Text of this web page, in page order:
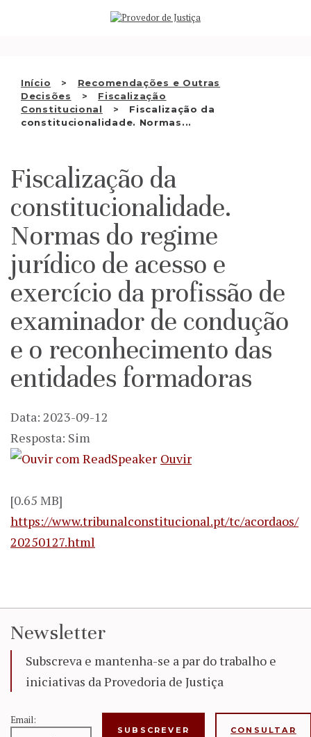
Início
Recomendações e Outras
Decisões
Fiscalização
Constitucional
Fiscalização da
constitucionalidade. Normas...
QUEM SOMOS
RECOMENDAÇÕES E OUTRAS
DECISÕES
APRESENTAR QUEIXA
Fiscalização da
constitucionalidade.
Normas do regime
jurídico de acesso e
exercício da profissão de
examinador de condução
e o reconhecimento das
entidades formadoras
Data: 2023-09-12
Resposta: Sim
Ouvir
[0.65 MB]
https://www.tribunalconstitucional.pt/tc/acordaos/
20250127.html
Newsletter
Subscreva e mantenha-se a par do trabalho e
iniciativas da Provedoria de Justiça
Email:
CONSULTAR